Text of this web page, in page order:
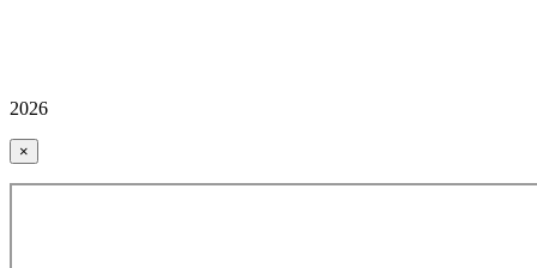
2026
×